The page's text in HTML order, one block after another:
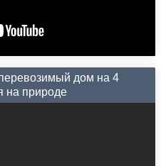
дом на 4
на природе